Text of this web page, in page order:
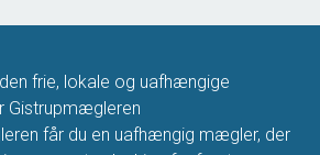
frie, lokale og uafhængige
Gistrupmægleren
får du en uafhængig mægler, der